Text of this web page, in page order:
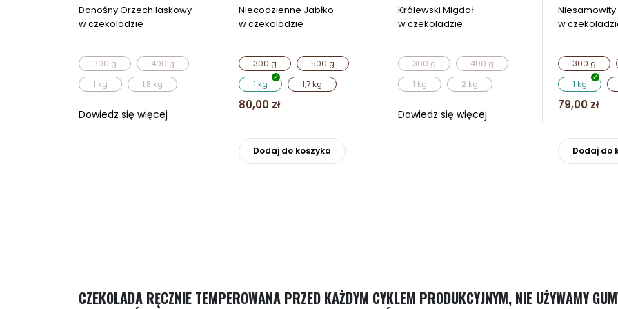
Donośny Orzech laskowy
w czekoladzie
300 g
400 g
1 kg
1,8 kg
Dowiedz się więcej
Niecodzienne Jabłko
w czekoladzie
300 g
500 g
1 kg
1,7 kg
80,00 zł
Dodaj do koszyka
ma
Opcje
Królewski Migdał
w czekoladzie
300 g
400 g
1 kg
2 kg
Dowiedz się więcej
w
300 g
1 kg
79,00 zł
Dodaj do
CZEKOLADA RĘCZNIE TEMPEROWANA PRZED KAŻDYM CYKLEM PRODUKCYJNYM, NIE UŻYWAMY